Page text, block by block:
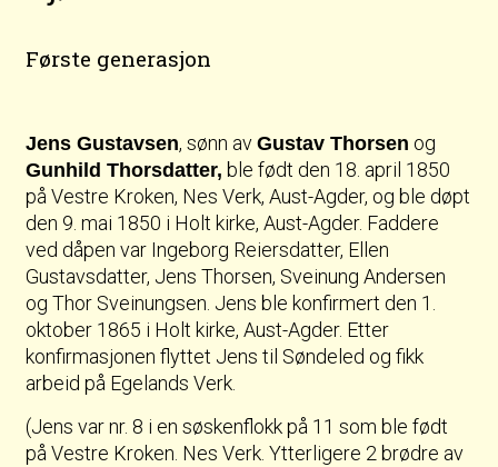
Første generasjon
Jens Gustavsen, sønn avGustav Thorsen og
Gunhild Thorsdatter, ble født den 18. april 1850
på Vestre Kroken, Nes Verk, Aust-Agder, og ble døpt
den 9. mai 1850 i Holt kirke, Aust-Agder. Faddere
ved dåpen var Ingeborg Reiersdatter, Ellen
Gustavsdatter, Jens Thorsen, Sveinung Andersen
og Thor Sveinungsen. Jens ble konfirmert den 1.
oktober 1865 i Holt kirke, Aust-Agder. Etter
konfirmasjonen flyttet Jens til Søndeled og fikk
arbeid på Egelands Verk.
(Jens var nr. 8 i en søskenflokk på 11 som ble født
på Vestre Kroken. Nes Verk. Ytterligere 2 brødre av